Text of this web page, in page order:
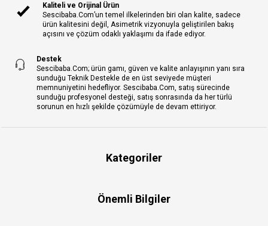
Kaliteli ve Orijinal Ürün
Sescibaba.Com’un temel ilkelerinden biri olan kalite, sadece
ürün kalitesini değil, Asimetrik vizyonuyla geliştirilen bakış
açısını ve çözüm odaklı yaklaşımı da ifade ediyor.
Destek
Sescibaba.Com; ürün gamı, güven ve kalite anlayışının yanı sıra
sunduğu Teknik Destekle de en üst seviyede müşteri
memnuniyetini hedefliyor. Sescibaba.Com, satış sürecinde
sunduğu profesyonel desteği, satış sonrasında da her türlü
sorunun en hızlı şekilde çözümüyle de devam ettiriyor.
Kategoriler
Önemli Bilgiler